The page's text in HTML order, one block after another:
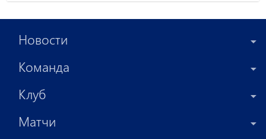
Новости
Команда
Клуб
Матчи